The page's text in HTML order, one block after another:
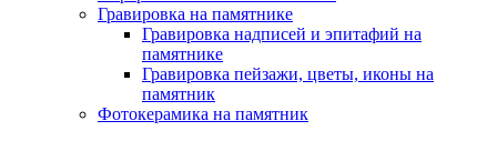
Гравировка на памятнике
Гравировка надписей и эпитафий на
памятнике
Гравировка пейзажи, цветы, иконы на
памятник
Фотокерамика на памятник